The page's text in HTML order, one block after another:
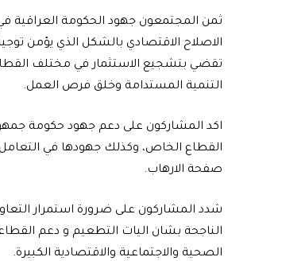
ثمن المجتمعون جهود الحكومة العراقية
الاصلاح الاقتصادي بالشكل الذي يؤمن
تقضي بتشجيع الاستثمار في مختلف
التنمية المستدامة وخلق فرص العمل.
اكد المشاركون على دعم جهود حكومة
القطاع الخاص، وكذلك جهودها في
صفحة الارهاب.
شدد المشاركون على ضرورة استمرار
الناجحة بشان اليات التطعيم و دعم
الصحية والاجتماعية والاقتصادية الكبيرة.